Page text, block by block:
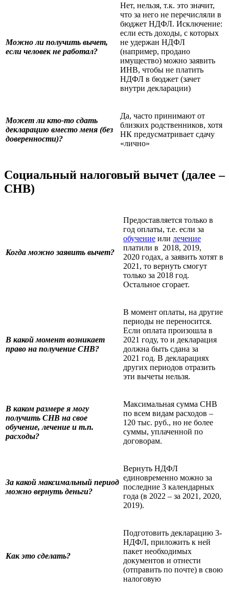
Можно ли получить вычет,
если человек не работал?
Нет, нельзя, т.к. это значит,
что за него не перечисляли в
бюджет НДФЛ. Исключение:
если есть доходы, с которых
не удержан НДФЛ
(например, продано
имущество) можно заявить
ИНВ, чтобы не платить
НДФЛ в бюджет (зачет
внутри декларации)
Может ли кто-то сдать
декларацию вместо меня (без
доверенности)?
Да, часто принимают от
близких родственников, хотя
НК предусматривает сдачу
«лично»
Социальный налоговый вычет (далее –
СНВ)
Когда можно заявить вычет?
Предоставляется только в
год оплаты, т.е. если за
обучение или лечение
платили в 2018, 2019,
2020 годах, а заявить хотят в
2021, то вернуть смогут
только за 2018 год.
Остальное сгорает.
В какой момент возникает
право на получение СНВ?
В момент оплаты, на другие
периоды не переносится.
Если оплата произошла в
2021 году, то и декларация
должна быть сдана за
2021 год. В декларациях
других периодов отразить
эти вычеты нельзя.
В каком размере я могу
получить СНВ на свое
обучение, лечение и т.п.
расходы?
Максимальная сумма СНВ
по всем видам расходов –
120 тыс. руб., но не более
суммы, уплаченной по
договорам.
За какой максимальный период
можно вернуть деньги?
Вернуть НДФЛ
единовременно можно за
последние 3 календарных
года (в 2022 – за 2021, 2020,
2019).
Как это сделать?
Подготовить декларацию 3-
НДФЛ, приложить к ней
пакет необходимых
документов и отнести
(отправить по почте) в свою
налоговую